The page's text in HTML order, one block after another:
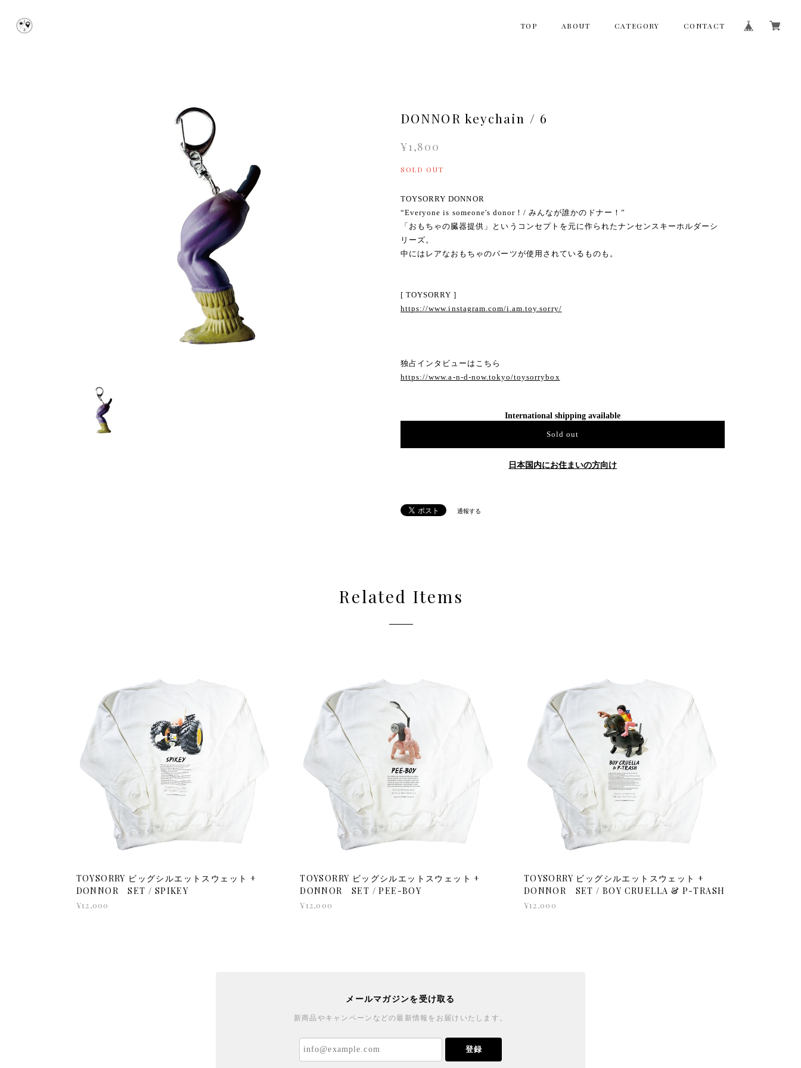
TOP ABOUT CATEGORY CONTACT
DONNOR keychain / 6
¥1,800
SOLD OUT
TOYSORRY DONNOR
“Everyone is someone's donor！/ みんなが誰かのドナー！”
「おもちゃの臓器提供」というコンセプトを元に作られたナンセンスキーホルダーシ
リーズ。
中にはレアなおもちゃのパーツが使用されているものも。
[ TOYSORRY ]
https://www.instagram.com/i.am.toy.sorry/
独占インタビューはこちら
https://www.a-n-d-now.tokyo/toysorrybox
International shipping available
Sold out
日本国内にお住まいの方向け
通報する
Related Items
TOYSORRY ビッグシルエットスウェット +
DONNOR SET / SPIKEY
¥12,000
TOYSORRY ビッグシルエットスウェット +
DONNOR SET / PEE-BOY
¥12,000
TOYSORRY ビッグシルエットスウェット +
DONNOR SET / BOY CRUELLA & P-TRASH
¥12,000
メールマガジンを受け取る
新商品やキャンペーンなどの最新情報をお届けいたします。
登録